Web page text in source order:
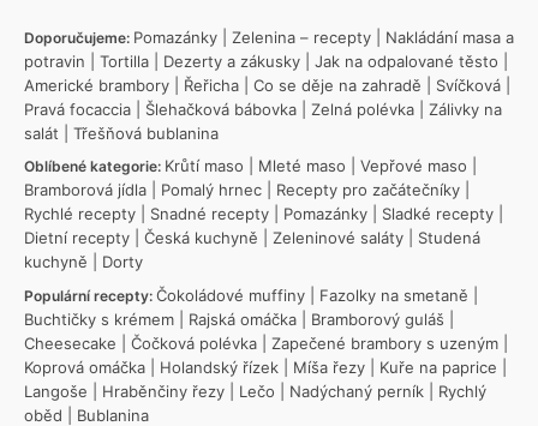
Doporučujeme: Pomazánky Zelenina – recepty
Nakládání masa a
potravin
Tortilla Dezerty a zákusky Jak na odpalované těsto
Americké brambory
Řeřicha Co se děje na zahradě Svíčková
Pravá focaccia
Šlehačková bábovka Zelná polévka
Zálivky na
salát
Třešňová bublanina
Oblíbené kategorie: Krůtí maso Mleté maso Vepřové maso
Bramborová jídla
Pomalý hrnec Recepty pro začátečníky
Rychlé recepty
Snadné recepty Pomazánky Sladké recepty
Dietní recepty
Česká kuchyně Zeleninové saláty
Studená
kuchyně
Dorty
Populární recepty: Čokoládové muffiny Fazolky na smetaně
Buchtičky s krémem
Rajská omáčka Bramborový guláš
Cheesecake
Čočková polévka Zapečené brambory s uzeným
Koprová omáčka
Holandský řízek Míša řezy Kuře na paprice
Langoše
Hraběnčiny řezy Lečo Nadýchaný perník
Rychlý
oběd
Bublanina